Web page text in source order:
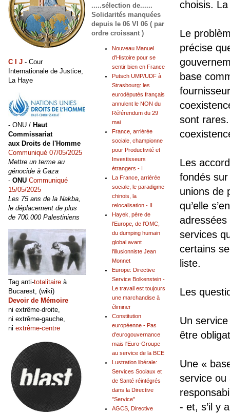
choisis.
Le
précise
base
sont
Les
fondés
unions de
qu’elle
adressées
services
certains
liste.
Les
Un
être
Une «
service ou
- et, s’il y
.....sélection de......
Solidarités manquées
depuis le 06 VI 06 ( par
ordre croissant )
Nouveau Manuel
d'Histoire pour se
sentir bien en France
Putsch UMP/UDF à
Strasbourg: les
eurodéputés français
annulent le NON du
Référendum du 29
mai
France, arriérée
sociale, championne
pour Productivité et
Investisseurs
étrangers - I
La France, arriérée
sociale, le paradigme
chinois, la
relocalisation - II
Hayek, père de
l'Europe, de l'OMC,
du dumping humain
global avant
l'illusionniste Jean
Monnet
Europe: Directive
Service Bolkenstein -
Le travail est toujours
une marchandise à
éliminer
Constitution
européenne - Pas
d'eurogouvernance
mais l'Euro-Groupe
au service de la BCE
Lustration libérale:
Services Sociaux et
de Santé réintégrés
dans la Directive
"Service"
AGCS, Directive
C I J - Cour
Internationale de Justice,
La Haye
- ONU / Haut
Commissariat
aux Droits de l'Homme
Communiqué 07/05/2025
Mettre un terme au
génocide à Gaza
- ONU Communiqué
15/05/2025
Les 75 ans de la Nakba,
le déplacement de plus
de 700.000 Palestiniens
Tag anti-totalitaire à
Bucarest, (wiki)
Devoir de Mémoire
ni extrême-droite,
ni extrême-gauche,
ni extrême-centre